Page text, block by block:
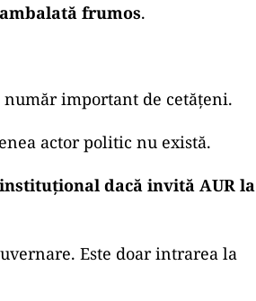
frumos.
important de cetățeni.
actor politic nu există.
dacă invită AUR la
Este doar intrarea la